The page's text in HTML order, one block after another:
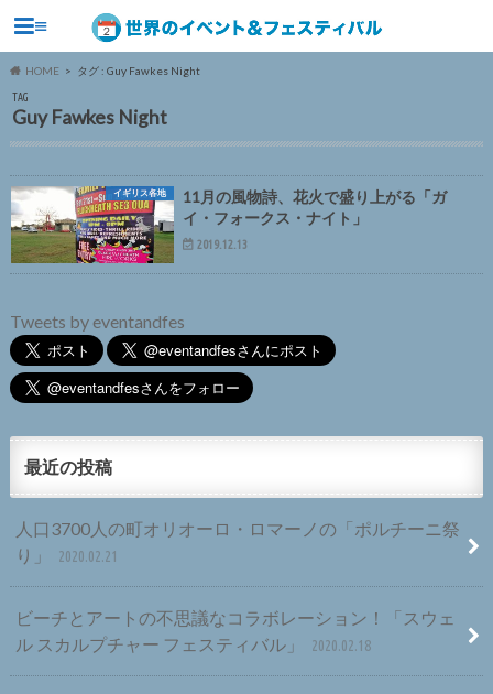
≡
HOME タグ : Guy Fawkes Night
TAG
Guy Fawkes Night
イギリス各地
11月の風物詩、花火で盛り上がる「ガ
イ・フォークス・ナイト」
2019.12.13
Tweets by eventandfes
最近の投稿
人口3700人の町オリオーロ・ロマーノの「ポルチーニ祭
り」
2020.02.21
ビーチとアートの不思議なコラボレーション！「スウェ
ル スカルプチャー フェスティバル」
2020.02.18